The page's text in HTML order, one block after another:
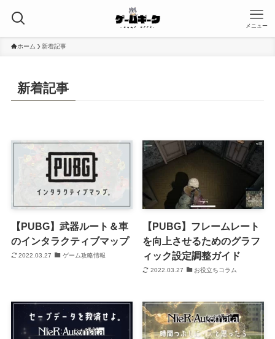
メニュー
ホーム 新着記事
新着記事
【PUBG】武器ルート＆車
のインタラクティブマップ
2022.03.27 ゲーム攻略情報
【PUBG】フレームレート
を向上させるためのグラフ
ィック設定調整ガイド
2022.03.27 お役立ちコラム